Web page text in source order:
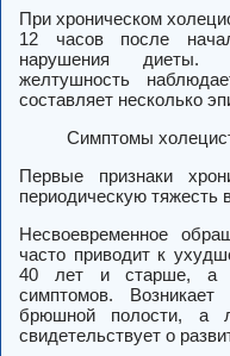
При хроническом
12 часов после
нарушения диеты.
желтушность
составляет несколько
Симптомы
Первые признаки
периодическую тяжесть
Несвоевременное
часто приводит к
40 лет и старше, а
симптомов.
брюшной полости, а
свидетельствует о